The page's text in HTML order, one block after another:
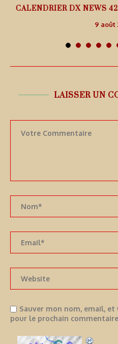
CALENDRIER DX NEWS
9 août
LAISSER UN
Sauver mon nom, email,
pour le prochain